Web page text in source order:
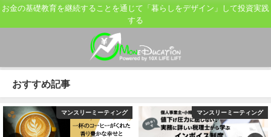
お金の基礎教育を継続することを通じて「暮らしをデザイン」して投資実践
する
おすすめ記事
マンスリーミーティング マンスリーミーティング